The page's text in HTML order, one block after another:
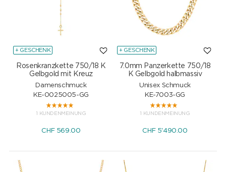
+ GESCHENK
Rosenkranzkette 750/18 K
Gelbgold mit Kreuz
Damenschmuck
KE-0025005-GG
1 KUNDENMEINUNG
CHF 569.00
+ GESCHENK
7.0mm Panzerkette 750/18
K Gelbgold halbmassiv
Unisex Schmuck
KE-7003-GG
1 KUNDENMEINUNG
CHF 5'490.00